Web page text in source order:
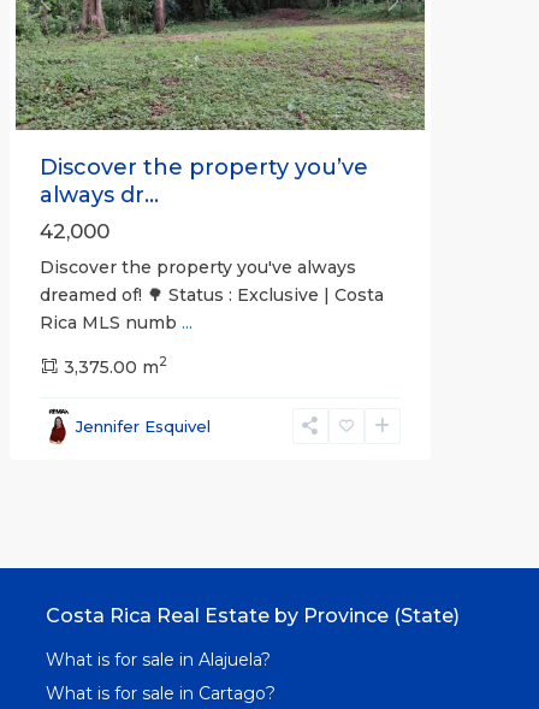
Previous Next
Discover the property you’ve
always dr...
42,000
Discover the property you've always
dreamed of! 🌳 Status : Exclusive | Costa
Rica MLS numb ...
3,375.00 m2
Jennifer Esquivel
Costa Rica Real Estate by Province (State)
What is for sale in Alajuela?
What is for sale in Cartago?